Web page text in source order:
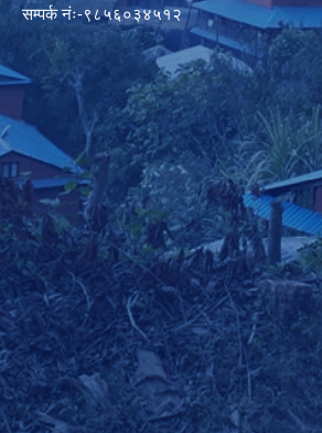
सम्पर्क नंः-९८५६०३४५१२